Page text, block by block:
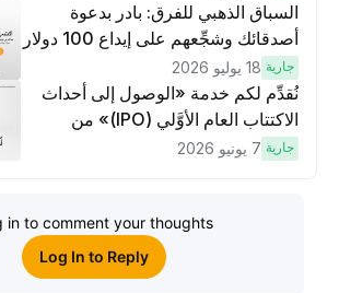
السباق الذهبي للفرق: بادر بدعوة
أصدقائك وشجِّعهم على إيداع 100 دولار
لكسَب مكافآت مُضاعَفة
جارية 18 يوليو 2026
نُقدِّم لكم خدمة «الوصول إلى أحداث
الاكتتاب العام الأوَّلي (IPO)» من
Bybit، بوابتك للوصول المبكر إلى فرص
جارية 7 يونيو 2026
Log in to comment your thoughts
Log In to Reply